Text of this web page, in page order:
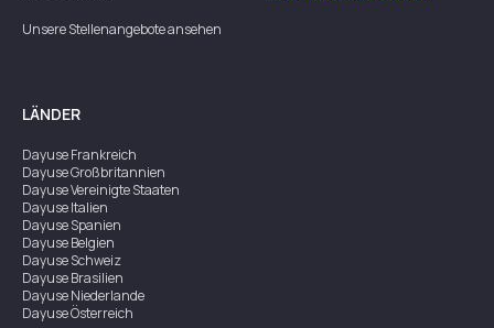
Unsere Stellenangebote ansehen
LÄNDER
DayuseFrankreich
DayuseGroßbritannien
DayuseVereinigte Staaten
DayuseItalien
DayuseSpanien
DayuseBelgien
DayuseSchweiz
DayuseBrasilien
DayuseNiederlande
DayuseÖsterreich